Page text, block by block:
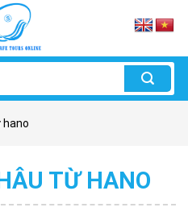
hano
TỪ HANO